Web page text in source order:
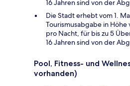
16 Jahren sind von der
Die Stadt erhebt vom 1.
Tourismusabgabe in Höhe
pro Nacht, für bis zu 5
16 Jahren sind von der
Pool, Fitness- und
vorhanden)